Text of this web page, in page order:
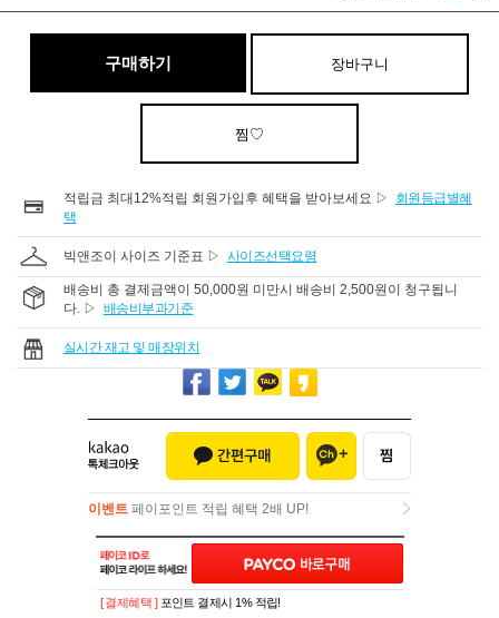
구매하기 장바구니
찜♡
적립금 최대12%적립 회원가입후 혜택을 받아보세요 ▷
회원등급별혜
택
빅앤조이 사이즈 기준표 ▷ 사이즈선택요령
배송비 총 결제금액이 50,000원 미만시 배송비 2,500원이 청구됩니
다. ▷ 배송비부과기준
실시간 재고 및 매장위치
이벤트 페이포인트 적립 혜택 2배 UP!
이벤트페이포인트 적립 혜택 2배 UP!
[ 결제혜택 ] 포인트 결제시 1% 적립!